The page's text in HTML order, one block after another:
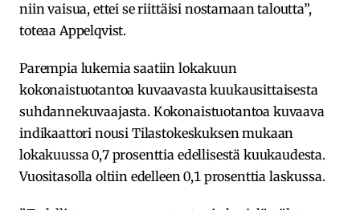
niin vaisua, ettei se riittäisi nostamaan taloutta”,
toteaa Appelqvist.
Parempia lukemia saatiin lokakuun
kokonaistuotantoa kuvaavasta kuukausittaisesta
suhdannekuvaajasta. Kokonaistuotantoa kuvaava
indikaattori nousi Tilastokeskuksen mukaan
lokakuussa 0,7 prosenttia edellisestä kuukaudesta.
Vuositasolla oltiin edelleen 0,1 prosenttia laskussa.